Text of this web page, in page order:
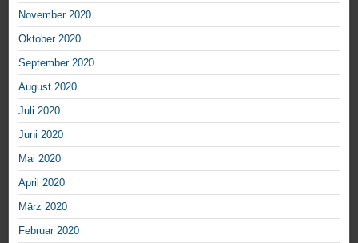
November 2020
Oktober 2020
September 2020
August 2020
Juli 2020
Juni 2020
Mai 2020
April 2020
März 2020
Februar 2020